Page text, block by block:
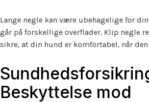
Lange negle kan være ubehagelige for
går på forskellige overflader. Klip negle
sikre, at din hund er komfortabel, når den
Beskyttelse mod